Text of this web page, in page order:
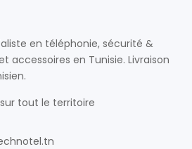
en téléphonie, sécurité &
accessoires en Tunisie. Livraison
tout le territoire